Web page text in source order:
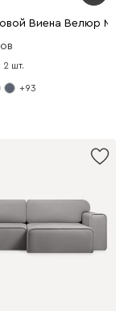
Виена Велюр
2 шт.
+93